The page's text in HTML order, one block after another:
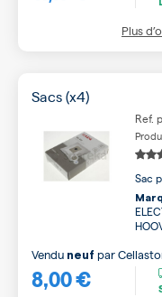
Plus
Sacs (x4)
Ref.
Sac
8,00 €
Vendu neuf par